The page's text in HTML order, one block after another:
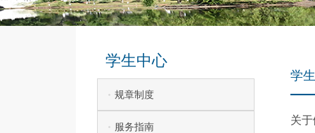
学生中心
规章制度
服务指南
学
关